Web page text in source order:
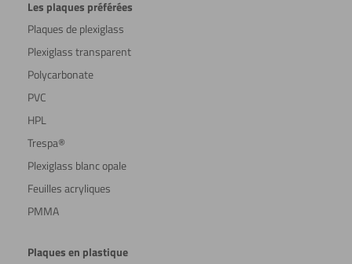
Les plaques préférées
Plaques de plexiglass
Plexiglass transparent
Polycarbonate
PVC
HPL
Trespa®
Plexiglass blanc opale
Feuilles acryliques
PMMA
Plaques en plastique